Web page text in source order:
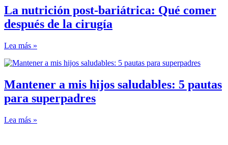
La nutrición post-bariátrica: Qué comer
después de la cirugía
Lea más »
Mantener a mis hijos saludables: 5 pautas
para superpadres
Lea más »